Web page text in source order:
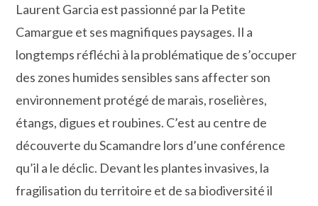
publication :
Laurent Garcia est passionné par la Petite
Camargue et ses magnifiques paysages. Il a
longtemps réfléchi à la problématique de s’occuper
des zones humides sensibles sans affecter son
environnement protégé de marais, roselières,
étangs, digues et roubines. C’est au centre de
découverte du Scamandre lors d’une conférence
qu’il a le déclic. Devant les plantes invasives, la
fragilisation du territoire et de sa biodiversité il